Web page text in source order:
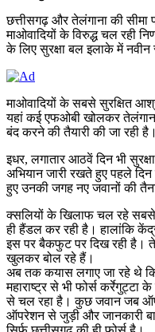
छत्तीसगढ़ और तेलंगाना की सीमा
माओवादियों के विरुद्ध चल रही
के लिए सुरक्षा बल इलाके में नवीन
माओवादियों के सबसे सुरक्षित
यहां कई एफओबी खोलकर
बंद करने की तैयारी की जा रही है।
इधर, लगातार आठवें दिन भी
अभियान जारी रखते हुए पहले
हुए उनकी जगह नए जवानों की
क्सलियों के खिलाफ चल रहे
ही हैंडल कर रही है। हालांकि
इस पर बैकफुट पर दिख रही है।
खुलकर बोल रहे हैं।
अब तक कयास लगाए जा रहे थे
महाराष्ट्र से भी फोर्स
से चल रहा है। कुछ जवान जब
ऑपरेशन से जुड़ी और जानकारी